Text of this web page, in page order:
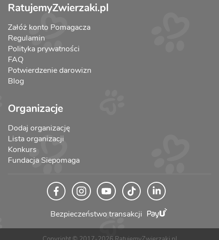
RatujemyZwierzaki.pl
Załóż konto Pomagacza
Regulamin
Polityka prywatności
FAQ
Potwierdzenie darowizn
Blog
Organizacje
Dodaj organizację
Lista organizacji
Konkurs
Fundacja Siepomaga
Bezpieczeństwo transakcji